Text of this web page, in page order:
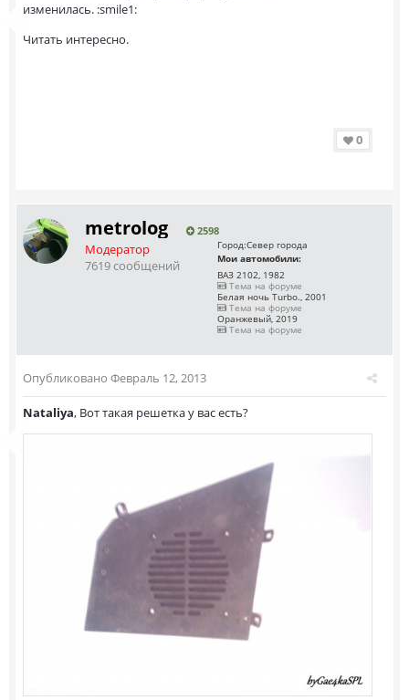
изменилась. :smile1:
Читать интересно.
0
metrolog 2598
Модератор
7619 сообщений
Город:Север города
Мои автомобили:
ВАЗ 2102, 1982
Тема на форуме
Белая ночь Turbo., 2001
Тема на форуме
Оранжевый, 2019
Тема на форуме
Опубликовано Февраль 12, 2013
Nataliya, Вот такая решетка у вас есть?